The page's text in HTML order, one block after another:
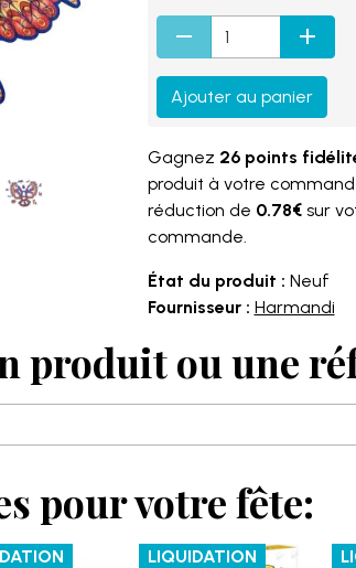
Ajouter au panier
Gagnez 26 points
produit à votre
réduction de 0.78€sur
commande.
État du produit : Neuf
Fournisseur : Harmandi
produit ou une
pour votre fête:
LIQUIDATION